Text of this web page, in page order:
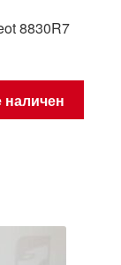
8830R7
наличен